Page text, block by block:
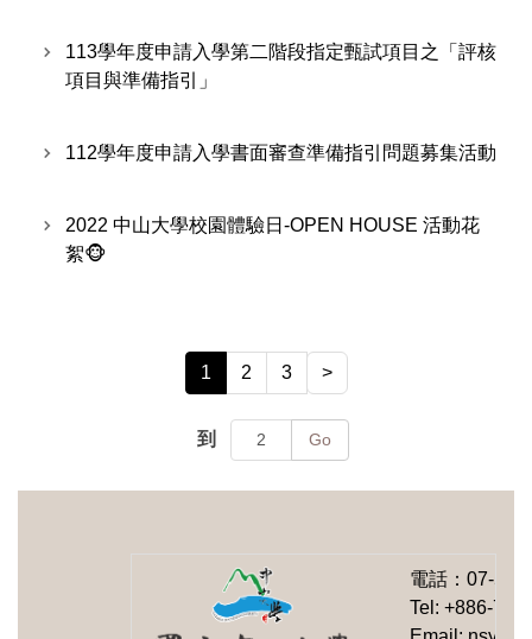
113學年度申請入學第二階段指定甄試項目之「評核
項目與準備指引」
112學年度申請入學書面審查準備指引問題募集活動
2022 中山大學校園體驗日-OPEN HOUSE 活動花
絮🐵
1 2 3 >
到 Go
電話： 07-
Tel: +886-7-